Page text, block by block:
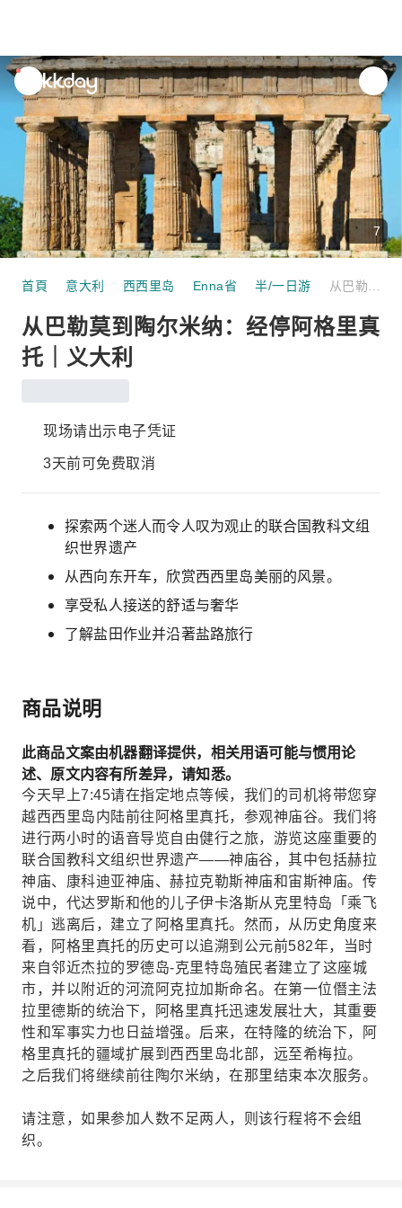
unread
notifications
7
首頁 意大利 西西里岛 Enna省 半/一日游
从巴勒莫到陶尔米纳：经停阿格里真
托｜义大利
现场请出示电子凭证
3天前可免费取消
探索两个迷人而令人叹为观止的联合国教科文组
织世界遗产
从西向东开车，欣赏西西里岛美丽的风景。
享受私人接送的舒适与奢华
了解盐田作业并沿著盐路旅行
商品说明
此商品文案由机器翻译提供，相关用语可能与惯用论
述、原文内容有所差异，请知悉。
今天早上7:45请在指定地点等候，我们的司机将带您穿
越西西里岛内陆前往阿格里真托，参观神庙谷。我们将
进行两小时的语音导览自由健行之旅，游览这座重要的
联合国教科文组织世界遗产——神庙谷，其中包括赫拉
神庙、康科迪亚神庙、赫拉克勒斯神庙和宙斯神庙。传
说中，代达罗斯和他的儿子伊卡洛斯从克里特岛「乘飞
机」逃离后，建立了阿格里真托。然而，从历史角度来
看，阿格里真托的历史可以追溯到公元前582年，当时
来自邻近杰拉的罗德岛-克里特岛殖民者建立了这座城
市，并以附近的河流阿克拉加斯命名。在第一位僭主法
拉里德斯的统治下，阿格里真托迅速发展壮大，其重要
性和军事实力也日益增强。后来，在特隆的统治下，阿
格里真托的疆域扩展到西西里岛北部，远至希梅拉。
之后我们将继续前往陶尔米纳，在那里结束本次服务。
请注意，如果参加人数不足两人，则该行程将不会组
织。